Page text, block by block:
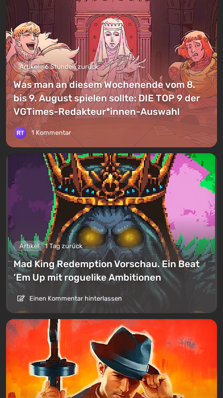
Artikel 6 Stunden zurück
Was man an diesem Wochenende vom 8.
bis 9. August spielen sollte: DIE TOP 9 der
VGTimes-Redakteur*innen-Auswahl
1 Kommentar
Artikel 1 Tag zurück
Mad King Redemption Vorschau. Ein Beat
’Em Up mit roguelike Ambitionen
Einen Kommentar hinterlassen